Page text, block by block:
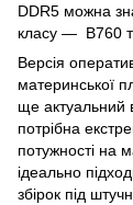
DDR5 можна
класу — B760
Версія
материнської
ще актуальний
потрібна
потужності на
ідеально
збірок під